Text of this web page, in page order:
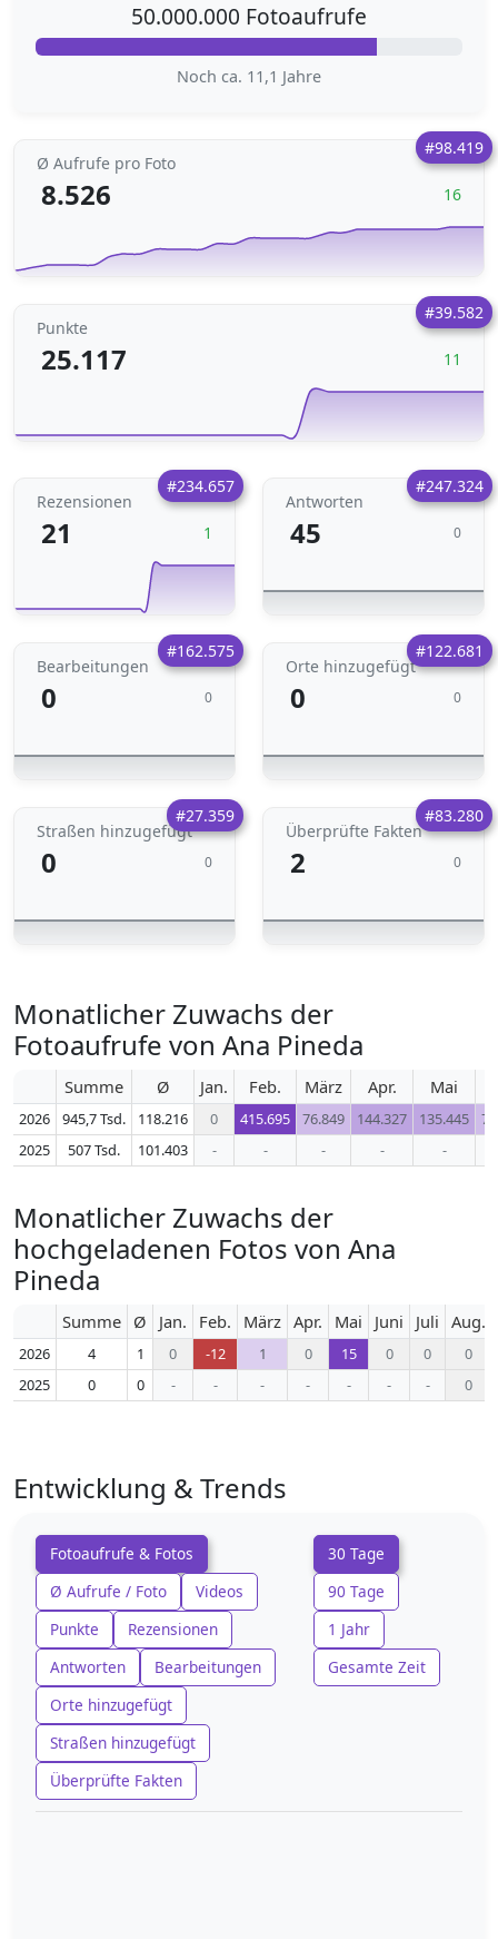
50.000.000 Fotoaufrufe
Noch ca. 11,1 Jahre
#98.419
Ø Aufrufe pro Foto
8.526 16
#39.582
Punkte
25.117 11
#234.657
Rezensionen
21 1
#247.324
Antworten
45 0
#162.575
Bearbeitungen
0 0
#122.681
Orte hinzugefügt
0 0
#27.359
Straßen hinzugefügt
0 0
#83.280
Überprüfte Fakten
2 0
Monatlicher Zuwachs der
Fotoaufrufe von Ana Pineda
Summe Ø Jan. Feb. März Apr. Mai
2026 945,7 Tsd. 118.216 0 415.695 76.849 144.327 135.445
2025
507 Tsd. 101.403 - - - - -
Monatlicher Zuwachs der
hochgeladenen Fotos von Ana
Pineda
Summe Ø Jan. Feb. März Apr. Mai Juni Juli Aug.
2026 4 1 0 -12 1 0 15 0 0
0
2025
0 0 - - - - - - - 0
Entwicklung & Trends
Fotoaufrufe & Fotos
Ø Aufrufe / Foto
Videos
Punkte
Rezensionen
Antworten
Bearbeitungen
Orte hinzugefügt
Straßen hinzugefügt
Überprüfte Fakten
30 Tage
90 Tage
1 Jahr
Gesamte Zeit